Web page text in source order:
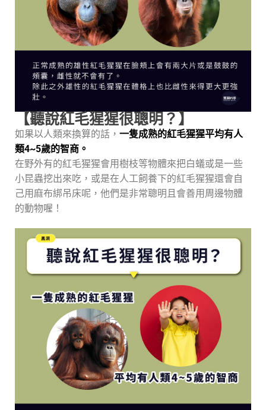
【聽說紅毛猩猩很聰明？】
如果以人類來換算的話， 一隻成熟的紅毛猩猩平均有人
類4~5歲的智商。
在野外有的紅毛猩猩會用樹枝等物體來把白蟻或是一些
小昆蟲挖出來吃，或是在人工飼養下的紅毛猩猩還會自
己用麻布綁吊床呢，他們是非常聰明且會善用周邊物體
的動物喔！